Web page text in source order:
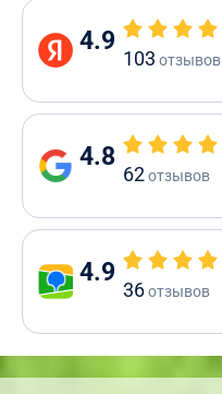
4.9
103 отзывов
4.8
62отзывов
4.9
36отзывов